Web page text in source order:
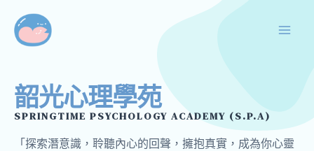
韶光心理學苑
SPRINGTIME PSYCHOLOGY ACADEMY (S.P.A)
「探索潛意識，聆聽內心的回聲，擁抱真實，成為你心靈